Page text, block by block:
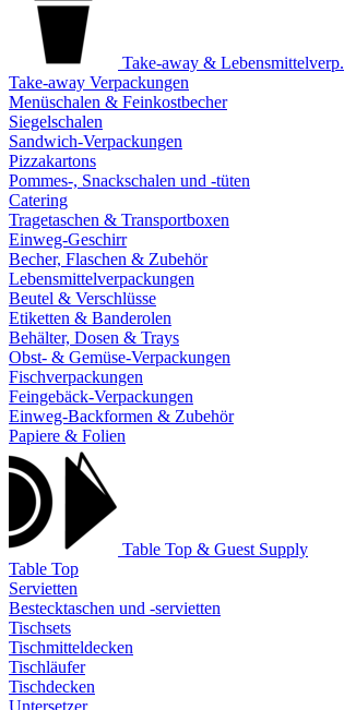
Take-away & Lebensmittelverp.
Take-away Verpackungen
Menüschalen & Feinkostbecher
Siegelschalen
Sandwich-Verpackungen
Pizzakartons
Pommes-, Snackschalen und -tüten
Catering
Tragetaschen & Transportboxen
Einweg-Geschirr
Becher, Flaschen & Zubehör
Lebensmittelverpackungen
Beutel & Verschlüsse
Etiketten & Banderolen
Behälter, Dosen & Trays
Obst- & Gemüse-Verpackungen
Fischverpackungen
Feingebäck-Verpackungen
Einweg-Backformen & Zubehör
Papiere & Folien
Table Top & Guest Supply
Table Top
Servietten
Bestecktaschen und -servietten
Tischsets
Tischmitteldecken
Tischläufer
Tischdecken